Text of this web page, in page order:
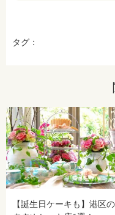
タグ：
【誕生日ケーキも】港区